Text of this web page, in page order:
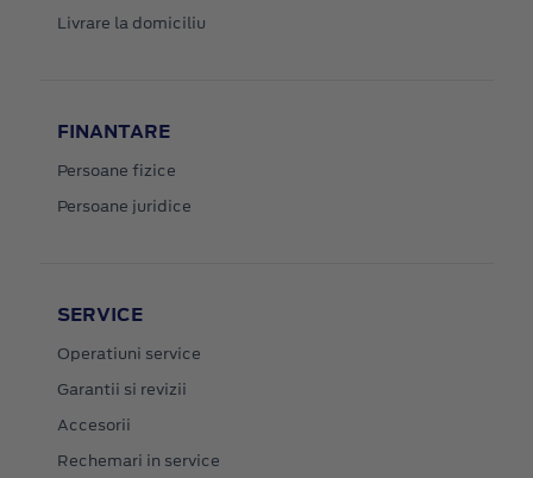
Livrare la domiciliu
FINANTARE
Persoane fizice
Persoane juridice
SERVICE
Operatiuni service
Garantii si revizii
Accesorii
Rechemari in service